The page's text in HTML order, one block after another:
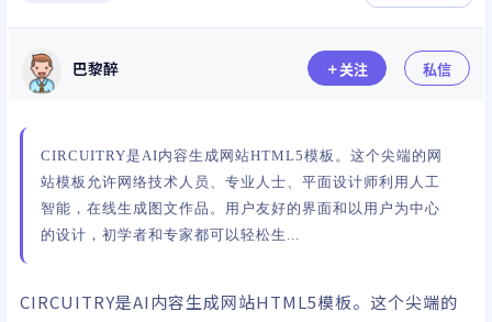
巴黎醉 关注 私信
CIRCUITRY是AI内容生成网站HTML5模板。这个尖端的网
站模板允许网络技术人员、专业人士、平面设计师利用人工
智能，在线生成图文作品。用户友好的界面和以用户为中心
的设计，初学者和专家都可以轻松生...
CIRCUITRY是AI内容生成网站HTML5模板。这个尖端的